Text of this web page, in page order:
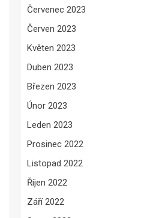
Červenec 2023
Červen 2023
Květen 2023
Duben 2023
Březen 2023
Únor 2023
Leden 2023
Prosinec 2022
Listopad 2022
Říjen 2022
Září 2022